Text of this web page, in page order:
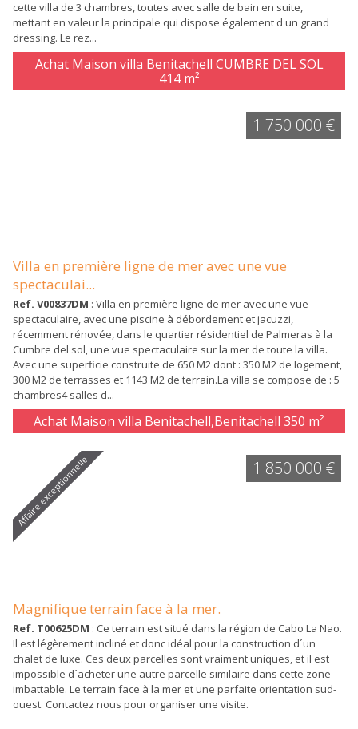
cette villa de 3 chambres, toutes avec salle de bain en suite,
mettant en valeur la principale qui dispose également d'un grand
dressing. Le rez...
Achat Maison villa Benitachell CUMBRE DEL SOL
414 m²
Villa en première ligne de mer avec une vue
spectaculai...
Ref. V00837DM : Villa en première ligne de mer avec une vue
spectaculaire, avec une piscine à débordement et jacuzzi,
récemment rénovée, dans le quartier résidentiel de Palmeras à la
Cumbre del sol, une vue spectaculaire sur la mer de toute la villa.
Avec une superficie construite de 650 M2 dont : 350 M2 de logement,
300 M2 de terrasses et 1143 M2 de terrain.La villa se compose de : 5
chambres4 salles d...
Achat Maison villa Benitachell,Benitachell 350 m²
1 750 000 €
Affaire exceptionnelle
Magnifique terrain face à la mer.
Ref. T00625DM : Ce terrain est situé dans la région de Cabo La Nao.
Il est légèrement incliné et donc idéal pour la construction d´un
chalet de luxe. Ces deux parcelles sont vraiment uniques, et il est
impossible d´acheter une autre parcelle similaire dans cette zone
imbattable. Le terrain face à la mer et une parfaite orientation sud-
ouest. Contactez nous pour organiser une visite.
1 850 000 €